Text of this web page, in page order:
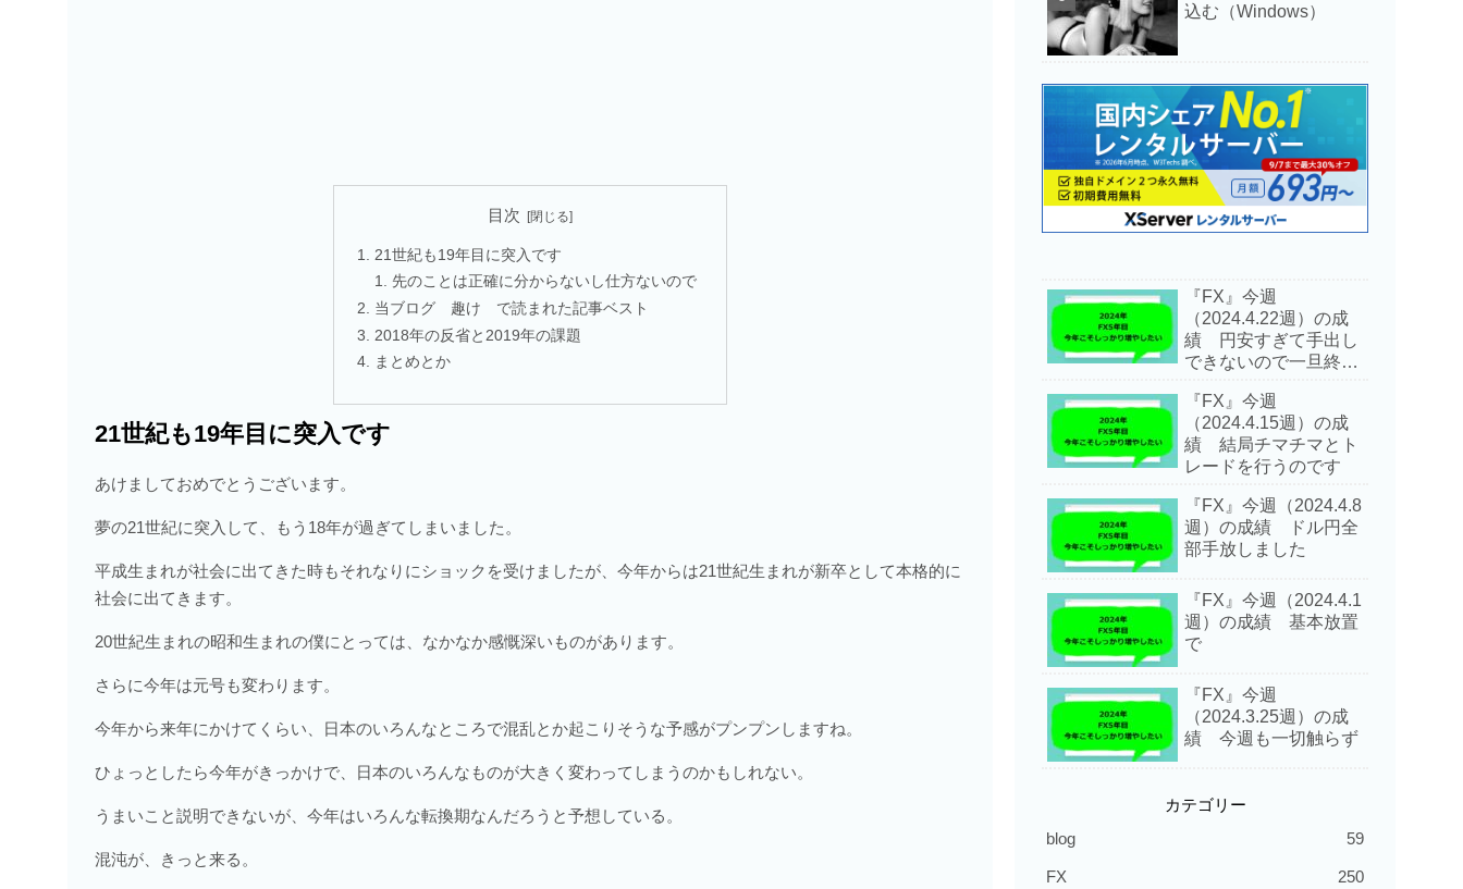
目次
21世紀も19年目に突入です
先のことは正確に分からないし仕方ないので
当ブログ 趣け で読まれた記事ベスト
2018年の反省と2019年の課題
まとめとか
21世紀も19年目に突入です
あけましておめでとうございます。
夢の21世紀に突入して、もう18年が過ぎてしまいました。
平成生まれが社会に出てきた時もそれなりにショックを受けましたが、今年からは21世紀生まれが新卒として本格的に
社会に出てきます。
20世紀生まれの昭和生まれの僕にとっては、なかなか感慨深いものがあります。
さらに今年は元号も変わります。
今年から来年にかけてくらい、日本のいろんなところで混乱とか起こりそうな予感がプンプンしますね。
ひょっとしたら今年がきっかけで、日本のいろんなものが大きく変わってしまうのかもしれない。
うまいこと説明できないが、今年はいろんな転換期なんだろうと予想している。
混沌が、きっと来る。
込む（Windows）
『FX』今週
（2024.4.22週）の成
績 円安すぎて手出し
できないので一旦終了
『FX』今週
（2024.4.15週）の成
績 結局チマチマとト
レードを行うのです
『FX』今週（2024.4.8
週）の成績 ドル円全
部手放しました
『FX』今週（2024.4.1
週）の成績 基本放置
で
『FX』今週
（2024.3.25週）の成
績 今週も一切触らず
カテゴリー
blog
59
FX 250